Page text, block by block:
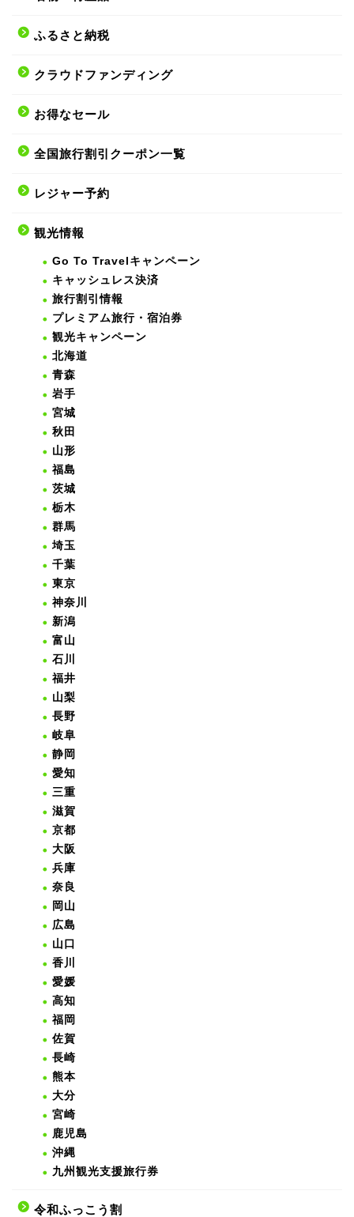
ふるさと納税
クラウドファンディング
お得なセール
全国旅行割引クーポン一覧
レジャー予約
観光情報
Go To Travelキャンペーン
キャッシュレス決済
旅行割引情報
プレミアム旅行・宿泊券
観光キャンペーン
北海道
青森
岩手
宮城
秋田
山形
福島
茨城
栃木
群馬
埼玉
千葉
東京
神奈川
新潟
富山
石川
福井
山梨
長野
岐阜
静岡
愛知
三重
滋賀
京都
大阪
兵庫
奈良
岡山
広島
山口
香川
愛媛
高知
福岡
佐賀
長崎
熊本
大分
宮崎
鹿児島
沖縄
九州観光支援旅行券
令和ふっこう割